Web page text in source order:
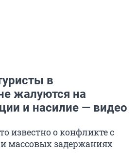
в
жалуются на
и насилие — видео
известно о конфликте с
массовых задержаниях